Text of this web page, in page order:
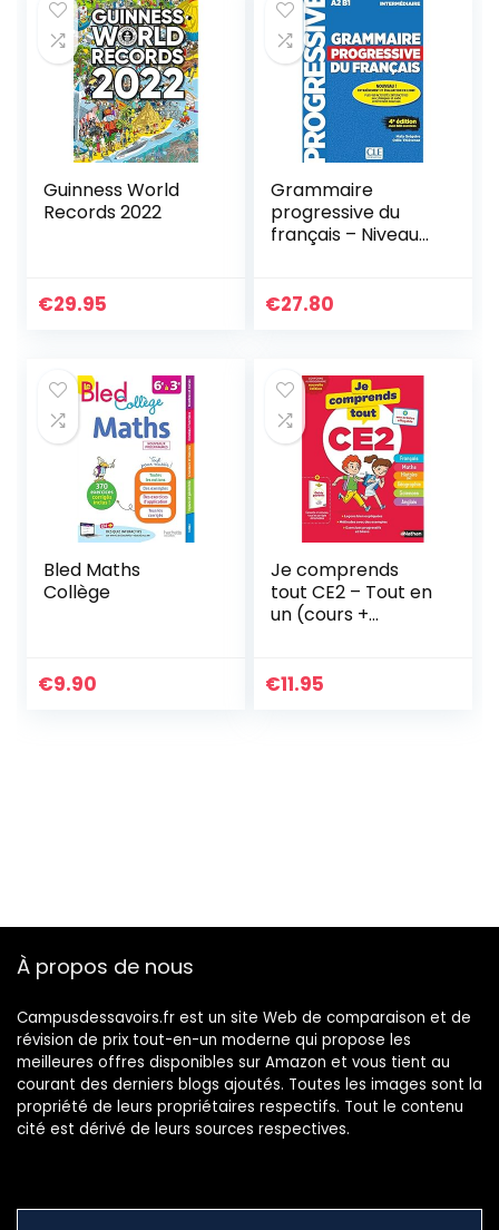
Guinness World
Records 2022
€29.95
Grammaire
progressive du
français – Niveau
CD + Appli-web –
€27.80
Bled Maths
Collège
€9.90
Je comprends
tout CE2 – Tout en
un (cours +
programme du
€11.95
À propos de nous
Campusdessavoirs.fr est un site Web de comparaison et de
révision de prix tout-en-un moderne qui propose les
meilleures offres disponibles sur Amazon et vous tient au
courant des derniers blogs ajoutés. Toutes les images sont la
propriété de leurs propriétaires respectifs. Tout le contenu
cité est dérivé de leurs sources respectives.